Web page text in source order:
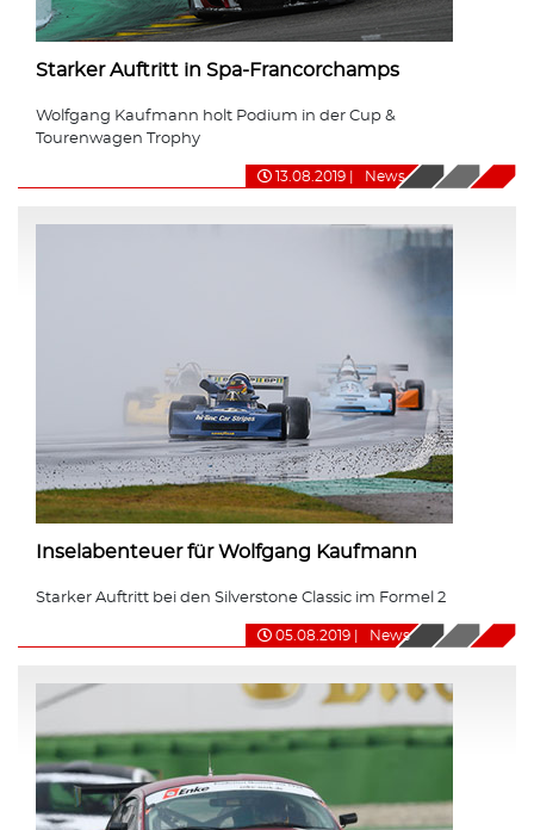
Starker Auftritt in Spa-Francorchamps
Wolfgang Kaufmann holt Podium in der Cup &
Tourenwagen Trophy
13.08.2019 News
Inselabenteuer für Wolfgang Kaufmann
Starker Auftritt bei den Silverstone Classic im Formel 2
05.08.2019 News